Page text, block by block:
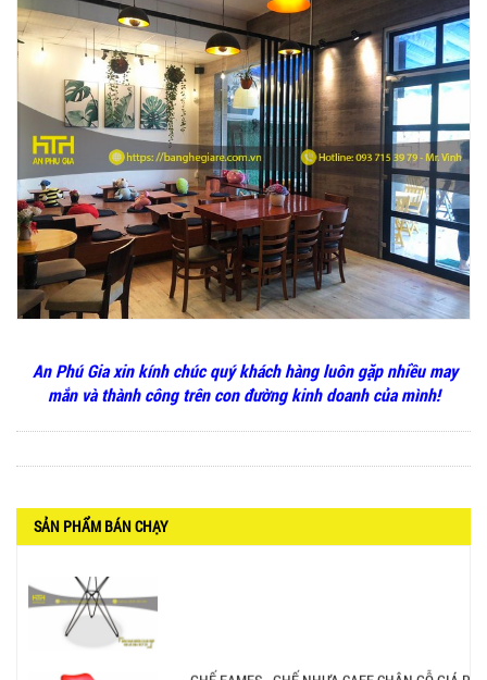
An Phú Gia xin kính chúc quý khách hàng luôn gặp nhiều may
mắn và thành công trên con đường kinh doanh của mình!
SẢN PHẨM BÁN CHẠY
- MÃ SỐ: M002
550.000 VNĐ
GHẾ XẾP GẤP GIÁ RẺ - MÃ SỐ: X001
380.000 VNĐ
BÀN CAFE BCF01 GIÁ RẺ - MÃ SỐ: BCF01
650.000 VNĐ
SỐ: X001